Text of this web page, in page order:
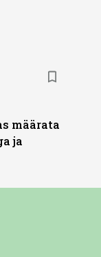
määrata
ja